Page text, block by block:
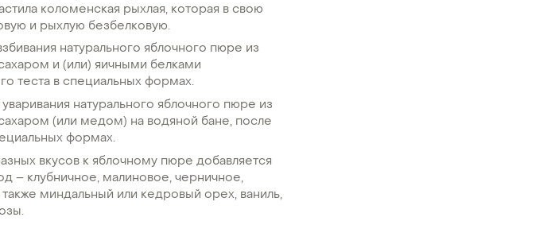
коломенская рыхлая, которая в свою
и рыхлую безбелковую.
натурального яблочного пюре из
и (или) яичными белками
теста в специальных формах.
натурального яблочного пюре из
(или медом) на водяной бане, после
формах.
вкусов к яблочному пюре добавляется
– клубничное, малиновое, черничное,
миндальный или кедровый орех, ваниль,